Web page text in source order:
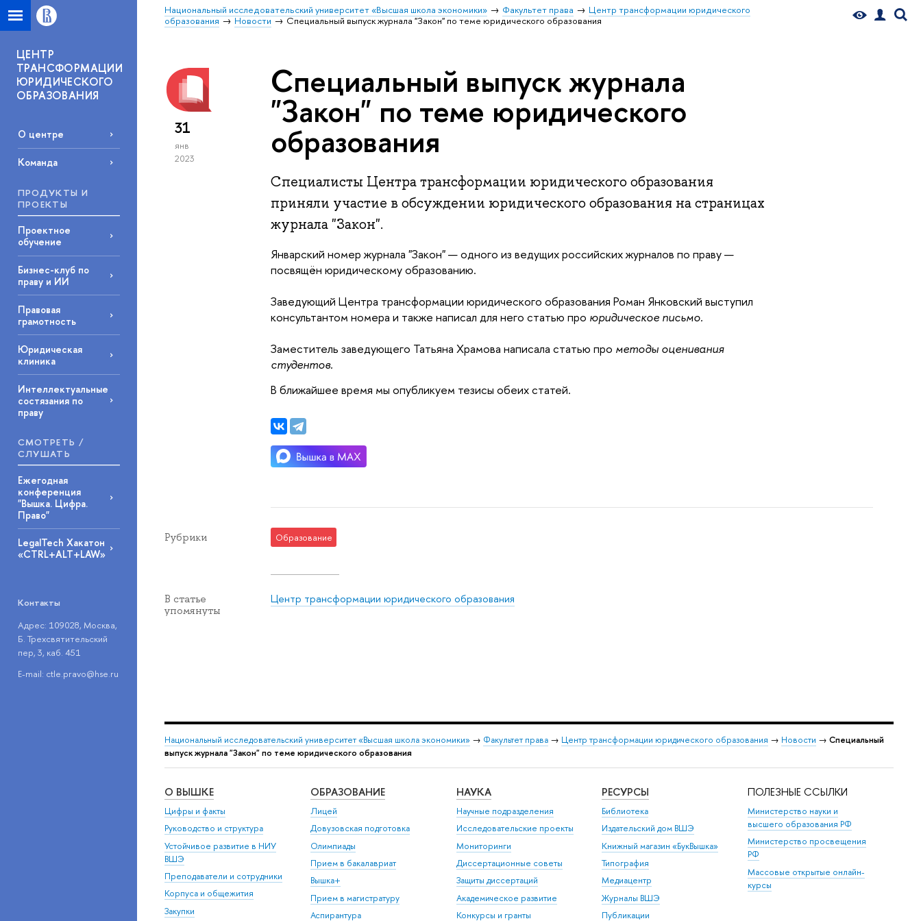
Национальный исследовательский университет «Высшая школа экономики» Факультет права
Центр трансформации юридического
образования
Новости Специальный выпуск журнала "Закон" по теме юридического образования
ЦЕНТР
ТРАНСФОРМАЦИИ
ЮРИДИЧЕСКОГО
ОБРАЗОВАНИЯ
О центре
Команда
ПРОДУКТЫ И
ПРОЕКТЫ
Проектное
обучение
Бизнес-клуб по
праву и ИИ
Правовая
грамотность
Юридическая
клиника
Интеллектуальные
состязания по
праву
СМОТРЕТЬ /
СЛУШАТЬ
Ежегодная
конференция
"Вышка. Цифра.
Право"
LegalTech Хакатон
«CTRL+ALT+LAW»
Контакты
Адрес: 109028, Москва,
Б. Трехсвятительский
пер, 3, каб. 451
E-mail: ctle.pravo@hse.ru
31
янв
2023
Специальный выпуск журнала
"Закон" по теме юридического
образования
Специалисты Центра трансформации юридического образования
приняли участие в обсуждении юридического образования на страницах
журнала "Закон".
Январский номер журнала "Закон" — одного из ведущих российских журналов по праву —
посвящён юридическому образованию.
Заведующий Центра трансформации юридического образования Роман Янковский выступил
консультантом номера и также написал для него статью про юридическое письмо.
Заместитель заведующего Татьяна Храмова написала статью про методы оценивания
студентов.
В ближайшее время мы опубликуем тезисы обеих статей.
Рубрики Образование
В статье
упомянуты
Центр трансформации юридического образования
Национальный исследовательский университет «Высшая школа экономики» → Факультет права → Центр трансформации юридического образования → Новости → Специальный
выпуск журнала "Закон" по теме юридического образования
О ВЫШКЕ
Цифры и факты
Руководство и структура
Устойчивое развитие в НИУ
ВШЭ
Преподаватели и сотрудники
Корпуса и общежития
Закупки
ОБРАЗОВАНИЕ
Лицей
Довузовская подготовка
Олимпиады
Прием в бакалавриат
Вышка+
Прием в магистратуру
Аспирантура
НАУКА
Научные подразделения
Исследовательские проекты
Мониторинги
Диссертационные советы
Защиты диссертаций
Академическое развитие
Конкурсы и гранты
РЕСУРСЫ
Библиотека
Издательский дом ВШЭ
Книжный магазин «БукВышка»
Типография
Медиацентр
Журналы ВШЭ
Публикации
ПОЛЕЗНЫЕ ССЫЛКИ
Министерство науки и
высшего образования РФ
Министерство просвещения
РФ
Массовые открытые онлайн-
курсы